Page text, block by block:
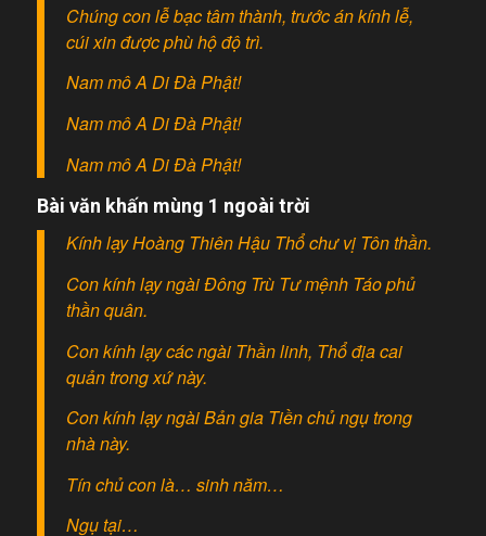
Chúng con lễ bạc tâm thành, trước án kính lễ,
cúi xin được phù hộ độ trì.
Nam mô A Di Đà Phật!
Nam mô A Di Đà Phật!
Nam mô A Di Đà Phật!
Bài văn khấn mùng 1 ngoài trời
Kính lạy Hoàng Thiên Hậu Thổ chư vị Tôn thần.
Con kính lạy ngài Đông Trù Tư mệnh Táo phủ
thần quân.
Con kính lạy các ngài Thần linh, Thổ địa cai
quản trong xứ này.
Con kính lạy ngài Bản gia Tiền chủ ngụ trong
nhà này.
Tín chủ con là… sinh năm…
Ngụ tại…